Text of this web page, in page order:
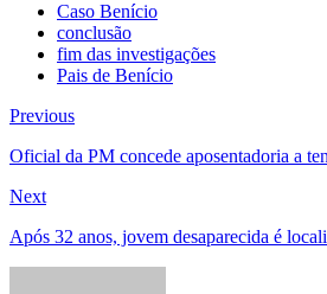
Caso Benício
conclusão
fim das investigações
Pais de Benício
Navegação
de
Post
PreviousPrevious
Oficial da PM concede aposentadoria a
NextNext
Após 32 anos, jovem desaparecida é